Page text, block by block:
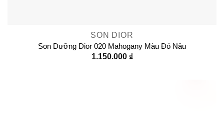
SON DIOR
Son Dưỡng Dior 020 Mahogany Màu Đỏ Nâu
1.150.000 ₫